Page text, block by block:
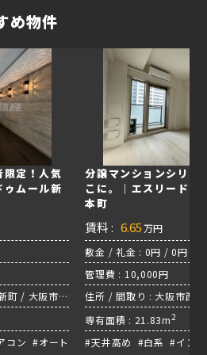
め物件
限定！人気
ゥムール新
町 / 大阪市西
』
コン #オート
分譲マンションシリー
こに。｜エスリードレ
本町
賃料 : 6.65 万円
敷金 / 礼金 : 0円 / 0円
管理費 : 10,000円
住所 / 間取り : 大阪市西
御堂筋線『本町駅』
専有面積 : 21.83m2
#天井高め #白系 #イン